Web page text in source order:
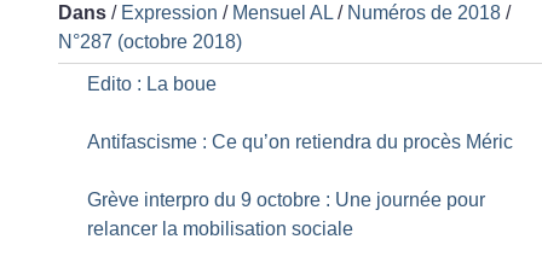
Dans / Expression / Mensuel AL / Numéros de 2018 /
N°287 (octobre 2018)
Edito : La boue
Antifascisme : Ce qu’on retiendra du procès Méric
Grève interpro du 9 octobre : Une journée pour
relancer la mobilisation sociale